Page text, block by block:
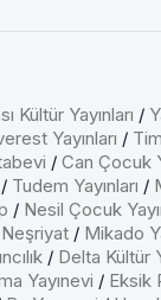
Kültür Yayınları /
Yayınları /
/ Can Çocuk
/ Tudem Yayınları /
/ Nesil Çocuk
/ Mikado
/ Delta Kültür
Yayınevi / Eksik